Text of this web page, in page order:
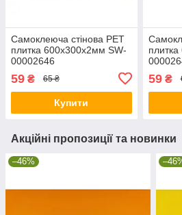
Самоклеюча стінова PET
плитка 600х300х2мм SW-
00002646
59 ₴ 65 ₴
Купити
59₴
Акційні пропозиції та новинки
–46%